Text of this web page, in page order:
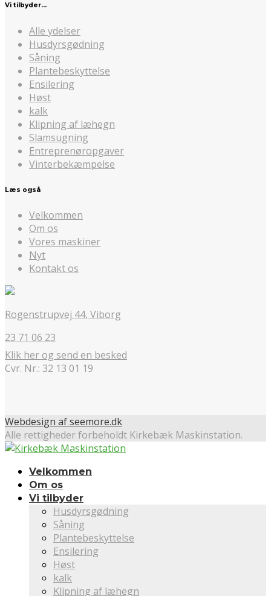
Vi tilbyder…
Alle ydelser
Husdyrsgødning
Såning
Plantebeskyttelse
Ensilering
Høst
kalk
Klipning af læhegn
Slamsugning
Entreprenøropgaver
Vinterbekæmpelse
Læs også
Velkommen
Om os
Vores maskiner
Nyt
Kontakt os
Rogenstrupvej 44, Viborg
23 71 06 23
Klik her og send en besked
Cvr. Nr.: 32 13 01 19
Webdesign af seemore.dk
Alle rettigheder forbeholdt Kirkebæk Maskinstation.
Velkommen
Om os
Vi tilbyder
Husdyrsgødning
Såning
Plantebeskyttelse
Ensilering
Høst
kalk
Klipning af læhegn